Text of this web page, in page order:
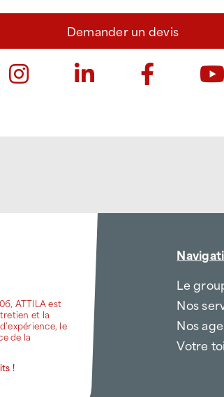
Demander un devis
ATTILA est
et la
le
de la
!
Le
Nos
Nos
Votre